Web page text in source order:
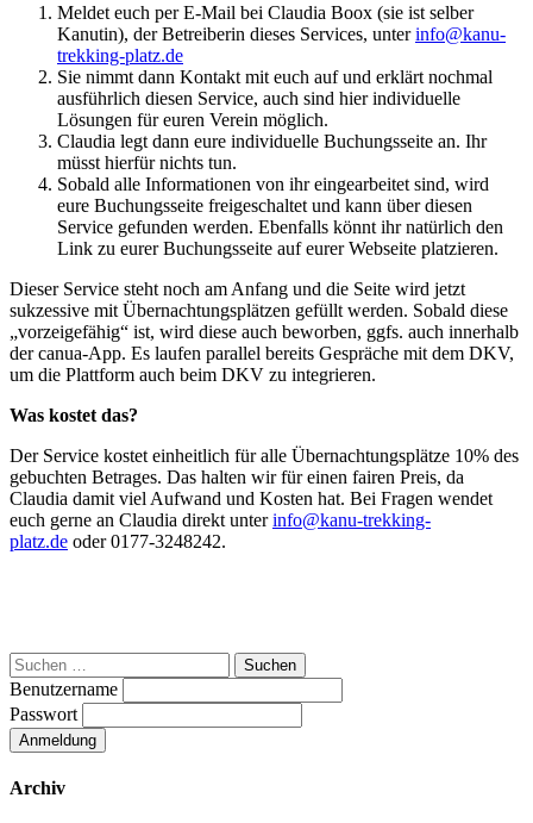
Meldet euch per E-Mail bei Claudia Boox (sie ist selber
Kanutin), der Betreiberin dieses Services, unterinfo@kanu-
trekking-platz.de
Sie nimmt dann Kontakt mit euch auf und erklärt nochmal
ausführlich diesen Service, auch sind hier individuelle
Lösungen für euren Verein möglich.
Claudia legt dann eure individuelle Buchungsseite an. Ihr
müsst hierfür nichts tun.
Sobald alle Informationen von ihr eingearbeitet sind, wird
eure Buchungsseite freigeschaltet und kann über diesen
Service gefunden werden. Ebenfalls könnt ihr natürlich den
Link zu eurer Buchungsseite auf eurer Webseite platzieren.
Dieser Service steht noch am Anfang und die Seite wird jetzt
sukzessive mit Übernachtungsplätzen gefüllt werden. Sobald diese
„vorzeigefähig“ ist, wird diese auch beworben, ggfs. auch innerhalb
der canua-App. Es laufen parallel bereits Gespräche mit dem DKV,
um die Plattform auch beim DKV zu integrieren.
Was kostet das?
Der Service kostet einheitlich für alle Übernachtungsplätze 10% des
gebuchten Betrages. Das halten wir für einen fairen Preis, da
Claudia damit viel Aufwand und Kosten hat. Bei Fragen wendet
euch gerne an Claudia direkt unterinfo@kanu-trekking-
platz.de oder 0177-3248242.
Suchen
nach:
Benutzername
Passwort
Archiv